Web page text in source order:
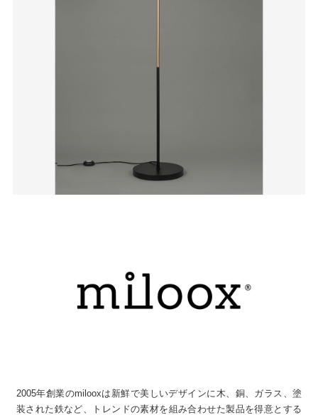
2005年創業のmilooxは新鮮で美しいデザインに木、銅、ガラス、塗
装された鉄など、トレンドの素材を組み合わせた製品を得意とする